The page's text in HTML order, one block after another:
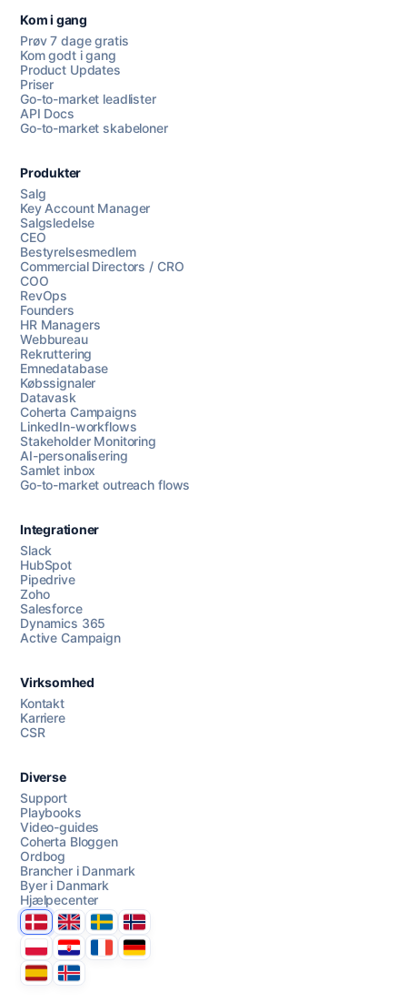
Chat med os
AI Campaign Assist
Kom i gang
Prøv 7 dage gratis
Kom godt i gang
Product Updates
Priser
Go-to-market leadlister
API Docs
Go-to-market skabeloner
Produkter
Salg
Key Account Manager
Salgsledelse
CEO
Bestyrelsesmedlem
Commercial Directors / CRO
COO
RevOps
Founders
HR Managers
Webbureau
Rekruttering
Emnedatabase
Købssignaler
Datavask
Coherta Campaigns
LinkedIn-workflows
Stakeholder Monitoring
AI-personalisering
Samlet inbox
Go-to-market outreach flows
Integrationer
Slack
HubSpot
Pipedrive
Zoho
Salesforce
Dynamics 365
Active Campaign
Virksomhed
Kontakt
Karriere
CSR
Diverse
Support
Playbooks
Video-guides
Coherta Bloggen
Ordbog
Brancher i Danmark
Byer i Danmark
Hjælpecenter
DanmarkUnited Kingdom
SverigeNorge
PolskaHrvatskaFranceDeutschland
EspanaÍsland